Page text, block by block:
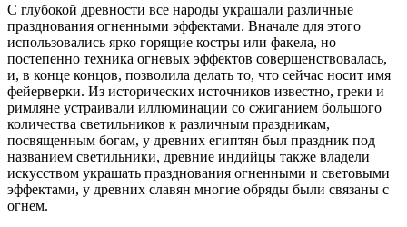
С глубокой древности все народы украшали различные
празднования огненными эффектами. Вначале для этого
использовались ярко горящие костры или факела, но
постепенно техника огневых эффектов совершенствовалась,
и, в конце концов, позволила делать то, что сейчас носит имя
фейерверки. Из исторических источников известно, греки и
римляне устраивали иллюминации со сжиганием большого
количества светильников к различным праздникам,
посвященным богам, у древних египтян был праздник под
названием светильники, древние индийцы также владели
искусством украшать празднования огненными и световыми
эффектами, у древних славян многие обряды были связаны с
огнем.